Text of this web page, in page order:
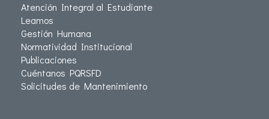
Atención Integral al Estudiante
Leamos
Gestión Humana
Normatividad Institucional
Publicaciones
Cuéntanos PQRSFD
Solicitudes de Mantenimiento